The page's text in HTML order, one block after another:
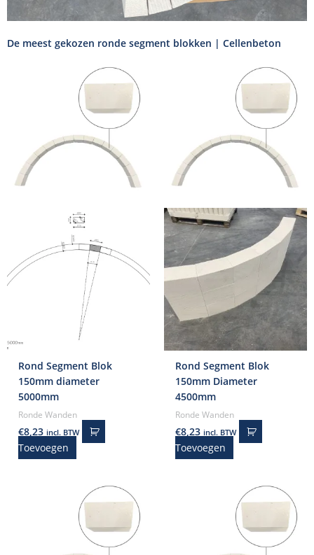
De meest gekozen ronde segment blokken | Cellenbeton
Rond Segment Blok
150mm diameter
5000mm
Ronde Wanden
€8,23 incl. BTW
Toevoegen
Rond Segment Blok
150mm Diameter
4500mm
Ronde Wanden
€8,23 incl. BTW
Toevoegen